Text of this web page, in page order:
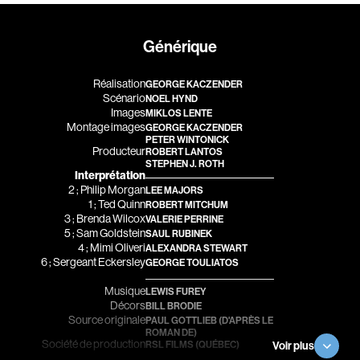
Thrillers
1930
1970
1990
2010
Réalisateur
(Daniel Grou) Podz
Absa Moussa Sene
Générique
RéalisationGEORGE KACZENDER
ScénarioNOEL HYND
ImagesMIKLOS LENTE
Montage imagesGEORGE KACZENDER
PETER WINTONICK
ProducteurROBERT LANTOS
STEPHEN J. ROTH
Interprétation
2 ; Philip MorganLEE MAJORS
1 ; Ted QuinnROBERT MITCHUM
3 ; Brenda WilcoxVALERIE PERRINE
5 ; Sam GoldsteinSAUL RUBINEK
4 ; Mimi OliveriALEXANDRA STEWART
6 ; Sergeant EckersleyGEORGE TOULIATOS
MusiqueLEWIS FUREY
DécorsBILL BRODIE
Source originalePAUL GOTTLIEB(D'APRÈS LE
ROMAN DE)
Société de productionRSL FILMS (QUÉBEC) Voir plus